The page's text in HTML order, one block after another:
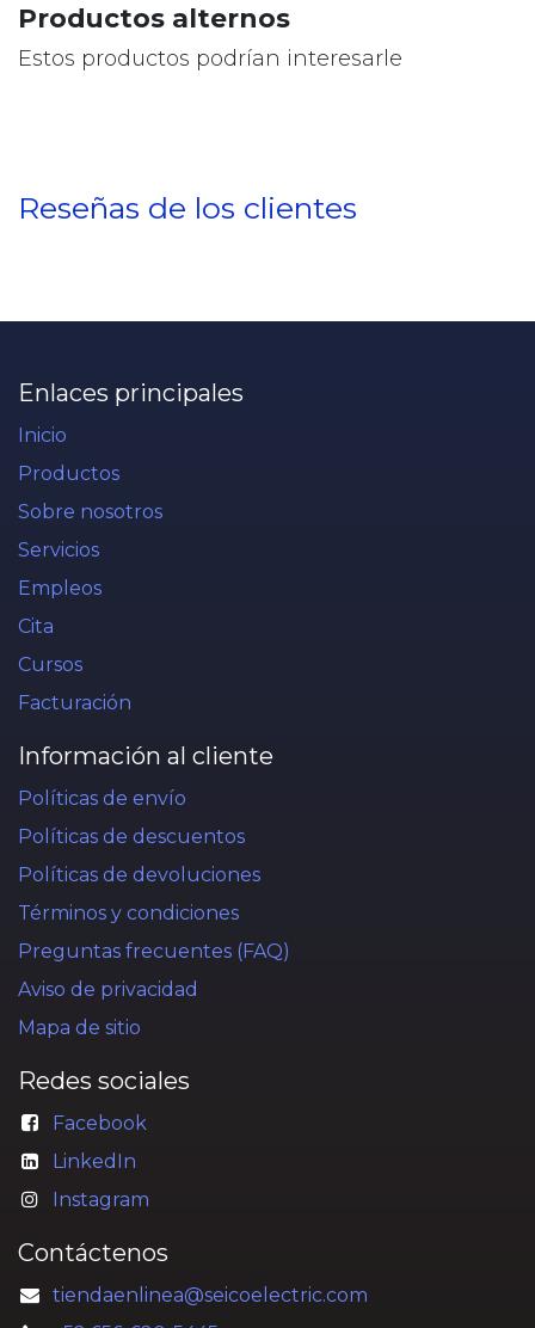
Productos alternos
Estos productos podrían interesarle
Reseñas de los clientes
Enlaces principales
Inicio
Productos
Sobre nosotros
Servicios
Empleos
Cita
Cursos
Facturación
Información al cliente
Políticas de envío
Políticas de descuentos
Políticas de devoluciones
Términos y condiciones
Preguntas frecuentes (FAQ)
Aviso de privacidad
Mapa de sitio
Redes sociales
Facebook
LinkedIn
Instagram
Contáctenos
tiendaenlinea@seicoelectric.com